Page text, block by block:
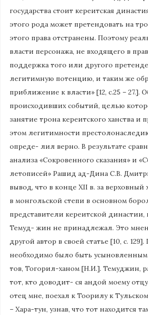
государства стоит кереитская
этого рода может претендовать на
этого права отстранены. Поэтому
власти персонажа, не входящего в
поддержка того или другого
легитимную потенцию, и таким же
приближение к власти» [12, с.25 – 27.].
происходивших событий, целью
занятие трона кереитского ханства и
этом легитимности
опреде- лил верно. В результате
анализа «Сокровенного сказания» и
летописей» Рашид ад-Дина С.В.
вывод, что в конце XII в. за верховный
в монгольской степи в основном
представители кереитской династии,
Темуд- жин не принадлежал. Это
другой автор в своей статье [10, с.
необходимо было быть усыновленным
тов, Тогорил-ханом [Н.И.]. Темуджин,
тот, кто доводит- ся андой моему
отец мне, поехал к Тоорилу к
– Хара-тун, узнав, что тот находится